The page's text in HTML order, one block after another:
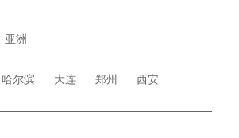
亚洲
哈尔滨 大连 郑州
西安